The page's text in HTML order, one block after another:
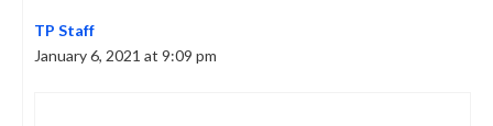
TP Staff
January 6, 2021 at 9:09 pm